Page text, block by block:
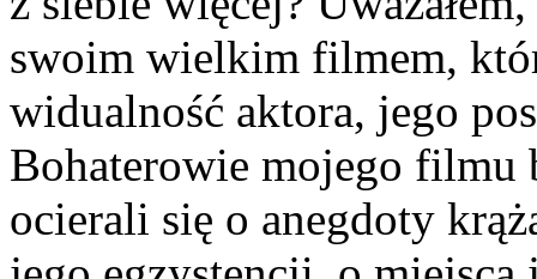
swoim wielkim filmem,
widualność aktora, jego
Bohaterowie mojego filmu
ocierali się o anegdoty